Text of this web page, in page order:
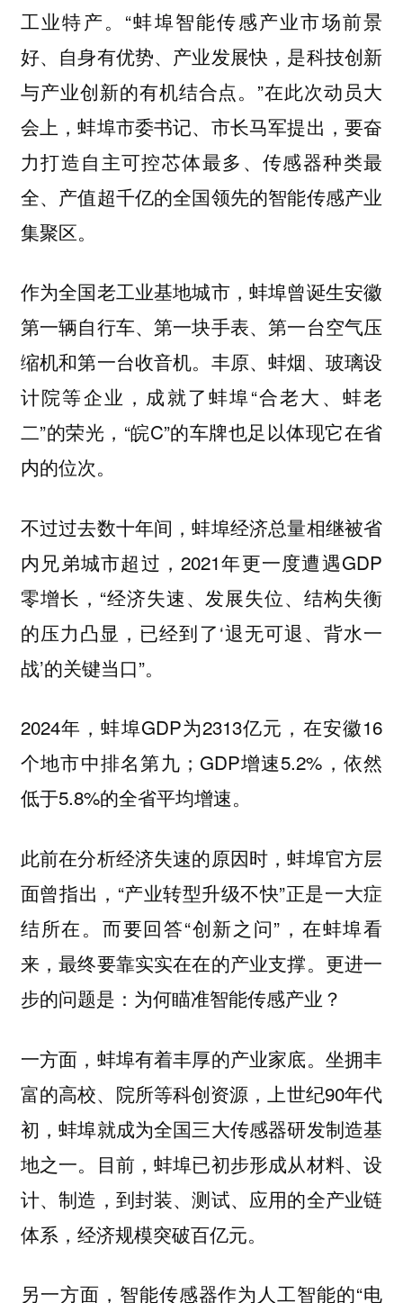
工业特产。“蚌埠智能传感产业市场前景
好、自身有优势、产业发展快，是科技创新
与产业创新的有机结合点。”在此次动员大
会上，蚌埠市委书记、市长马军提出，要奋
力打造自主可控芯体最多、传感器种类最
全、产值超千亿的全国领先的智能传感产业
集聚区。
作为全国老工业基地城市，蚌埠曾诞生安徽
第一辆自行车、第一块手表、第一台空气压
缩机和第一台收音机。丰原、蚌烟、玻璃设
计院等企业，成就了蚌埠“合老大、蚌老
二”的荣光，“皖C”的车牌也足以体现它在省
内的位次。
不过过去数十年间，蚌埠经济总量相继被省
内兄弟城市超过，2021年更一度遭遇GDP
零增长，“经济失速、发展失位、结构失衡
的压力凸显，已经到了‘退无可退、背水一
战’的关键当口”。
2024年，蚌埠GDP为2313亿元，在安徽16
个地市中排名第九；GDP增速5.2%，依然
低于5.8%的全省平均增速。
此前在分析经济失速的原因时，蚌埠官方层
面曾指出，“产业转型升级不快”正是一大症
结所在。而要回答“创新之问”，在蚌埠看
来，最终要靠实实在在的产业支撑。更进一
步的问题是：为何瞄准智能传感产业？
一方面，蚌埠有着丰厚的产业家底。坐拥丰
富的高校、院所等科创资源，上世纪90年代
初，蚌埠就成为全国三大传感器研发制造基
地之一。目前，蚌埠已初步形成从材料、设
计、制造，到封装、测试、应用的全产业链
体系，经济规模突破百亿元。
另一方面，智能传感器作为人工智能的“电